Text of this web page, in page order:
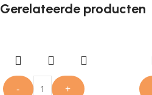
Gerelateerde producten
-
+